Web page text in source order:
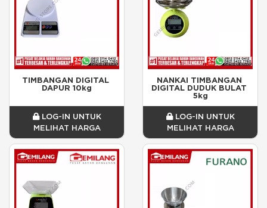
TIMBANGAN DIGITAL
DAPUR 10kg
LOG-IN UNTUK
MELIHAT HARGA
NANKAI TIMBANGAN
DIGITAL DUDUK BULAT
5kg
LOG-IN UNTUK
MELIHAT HARGA